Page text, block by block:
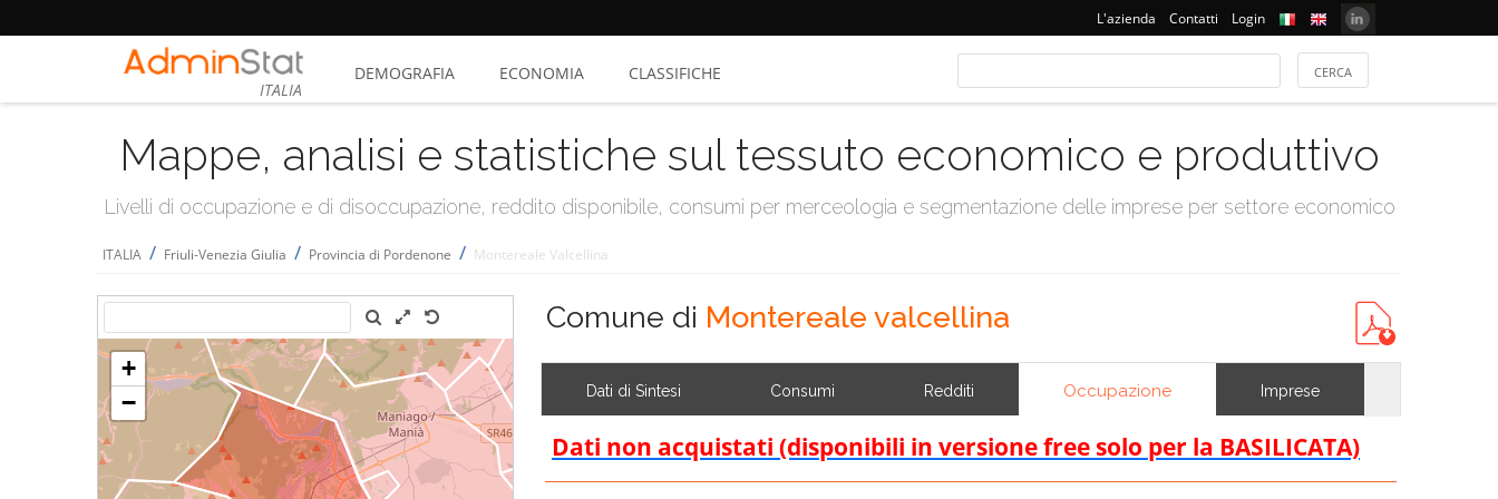
L'azienda Contatti Login
ITALIA
DEMOGRAFIA ECONOMIA CLASSIFICHE
Mappe, analisi e statistiche sul tessuto economico e produttivo
Livelli di occupazione e di disoccupazione, reddito disponibile, consumi per merceologia e segmentazione delle imprese per settore economico
ITALIA / Friuli-Venezia Giulia / Provincia di Pordenone / Montereale Valcellina
Comune di Montereale valcellina
Dati di Sintesi Consumi Redditi Occupazione Imprese
Dati non acquistati (disponibili in versione free solo per la BASILICATA)